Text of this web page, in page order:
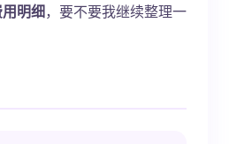
明细，要不要我继续整理一